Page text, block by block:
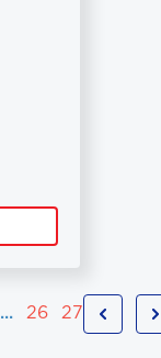
... 26 27